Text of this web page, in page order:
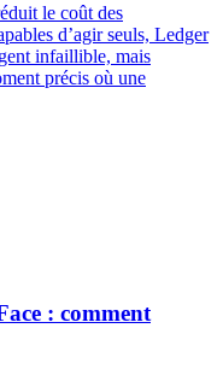
le coût des
d’agir seuls, Ledger
infaillible, mais
précis où une
: comment